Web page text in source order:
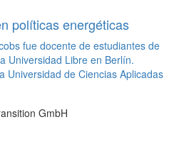
políticas energéticas
fue docente de estudiantes de
Universidad Libre en Berlín.
Universidad de Ciencias Aplicadas
GmbH